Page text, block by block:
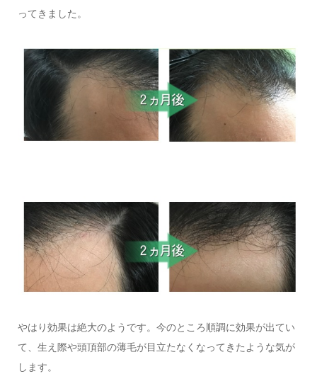
ってきました。
やはり効果は絶大のようです。今のところ順調に効果が出てい
て、生え際や頭頂部の薄毛が目立たなくなってきたような気が
します。